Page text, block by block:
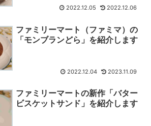
2022.12.05 2022.12.06
ファミリーマート（ファミマ）の
「モンブランどら」を紹介します
2022.12.04 2023.11.09
ファミリーマートの新作「バター
ビスケットサンド」を紹介します